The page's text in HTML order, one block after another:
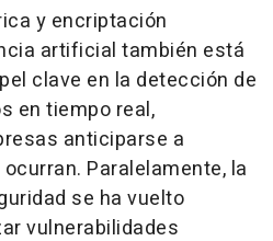
y encriptación
artificial también está
clave en la detección de
en tiempo real,
anticiparse a
Paralelamente, la
se ha vuelto
vulnerabilidades